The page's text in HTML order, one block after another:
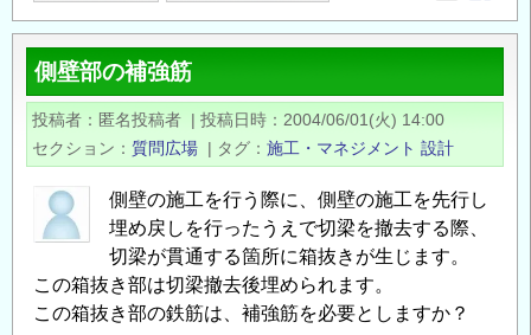
射
性
廃
棄
の
地
層
分
に
側壁部の補強筋
投稿者 匿名投稿者 | 投稿日時
2004/06/01(火) 14:00
セクション
質問広場 | タグ 施工・マネジメント 設計
側壁の施工を行う際に、側壁の施工を先行し
埋め戻しを行ったうえで切梁を撤去する際、
切梁が貫通する箇所に箱抜きが生じます。
この箱抜き部は切梁撤去後埋められます。
この箱抜き部の鉄筋は、補強筋を必要としますか？